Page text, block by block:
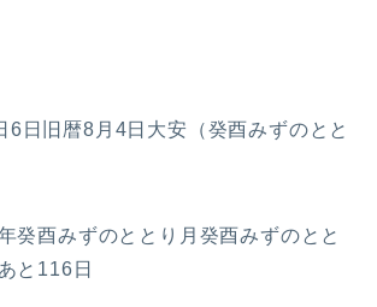
6日旧暦8月4日大安（癸酉みずのとと
癸酉みずのととり月癸酉みずのとと
と116日